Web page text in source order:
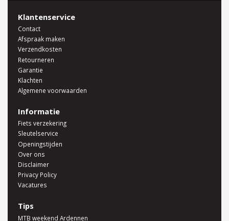
Klantenservice
Contact
Afspraak maken
Verzendkosten
Retourneren
Garantie
Klachten
Algemene voorwaarden
Informatie
Fiets verzekering
Sleutelservice
Openingstijden
Over ons
Disclaimer
Privacy Policy
Vacatures
Tips
MTB weekend Ardennen